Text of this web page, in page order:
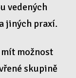
vedených
jiných praxí.
možnost
skupině